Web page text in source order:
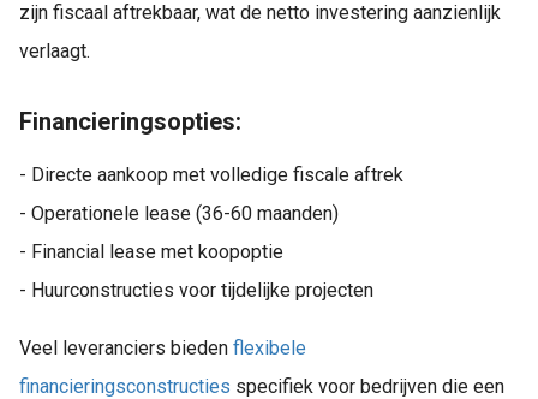
zijn fiscaal aftrekbaar, wat de netto investering aanzienlijk
verlaagt.
Financieringsopties:
- Directe aankoop met volledige fiscale aftrek
- Operationele lease (36-60 maanden)
- Financial lease met koopoptie
- Huurconstructies voor tijdelijke projecten
Veel leveranciers bieden flexibele
financieringsconstructies specifiek voor bedrijven die een